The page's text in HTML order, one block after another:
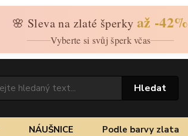
🌸 Sleva na zlaté šperky až -42%
Vyberte si svůj šperk včas
Hledat
NÁUŠNICE Podle barvy zlata